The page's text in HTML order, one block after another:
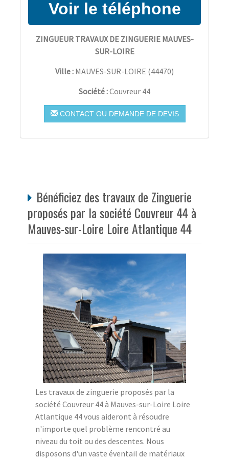
ZINGUEUR TRAVAUX DE ZINGUERIE MAUVES-
SUR-LOIRE
Ville : MAUVES-SUR-LOIRE (44470)
Société :Couvreur 44
CONTACT OU DEMANDE DE DEVIS
Bénéficiez des travaux de Zinguerie
proposés par la société Couvreur 44 à
Mauves-sur-Loire Loire Atlantique 44
Les travaux de zinguerie proposés par la
société Couvreur 44 à Mauves-sur-Loire Loire
Atlantique 44 vous aideront à résoudre
n'importe quel problème rencontré au
niveau du toit ou des descentes. Nous
disposons d'un vaste éventail de matériaux